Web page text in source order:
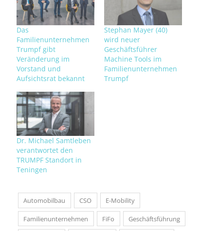
Das
Familienunternehmen
Trumpf gibt
Veränderung im
Vorstand und
Aufsichtsrat bekannt
Stephan Mayer (40)
wird neuer
Geschäftsführer
Machine Tools im
Familienunternehmen
Trumpf
Dr. Michael Samtleben
verantwortet den
TRUMPF Standort in
Teningen
Automobilbau CSO E-Mobility
Familienunternehmen FiFo Geschäftsführung